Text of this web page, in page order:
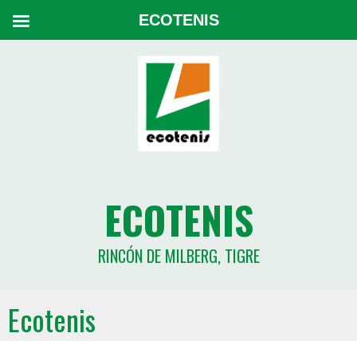
ECOTENIS
RINCÓN DE MILBERG, TIGRE
Ecotenis
ECOTENIS